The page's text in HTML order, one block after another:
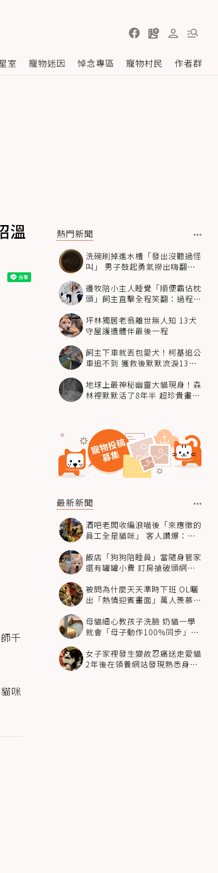
室 寵物迷因 悼念專區 寵物村民 作者群
溫
千
咪
熱門新聞
洗碗刷掉進水槽「發出沒聽過怪
叫」 男子鼓起勇氣撈出嗨翻：
邊牧陪小主人睡覺「順便霸佔枕
頭」飼主直擊全程笑翻：過程絲
坪林獨居老翁離世無人知 13犬
守屋護遺體伴最後一程
飼主下車就丟包愛犬！柯基追公
車追不到 獲救後默默流淚13萬
地球上最神秘幽靈大貓現身！森
林裡默默活了8年半 超珍貴畫面
最新新聞
酒吧老闆收編浪喵後「來應徵的
員工全是貓咪」 客人讚爆：來
飯店「狗狗陪睡員」當隨身管家
還有罐罐小費 訂房搶破頭網友
被問為什麼天天準時下班 OL曬
出「熱情迎賓畫面」萬人羨慕：
母貓細心教孩子洗臉 奶貓一學
就會「母子動作100%同步」網
女子家裡發生變故忍痛送走愛貓
2年後在領養網站發現熟悉身影